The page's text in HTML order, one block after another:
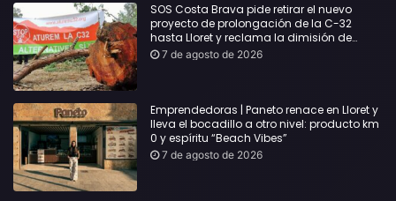
SOS Costa Brava pide retirar el nuevo
proyecto de prolongación de la C-32
hasta Lloret y reclama la dimisión de
Sílvia Paneque
7 de agosto de 2026
Emprendedoras | Paneto renace en Lloret y
lleva el bocadillo a otro nivel: producto km
0 y espíritu “Beach Vibes”
7 de agosto de 2026